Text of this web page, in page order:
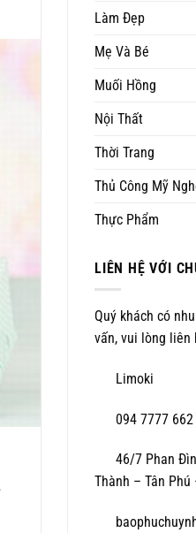
Làm Đẹp
Mẹ Và Bé
Muối Hồng
Nội Thất
Thời Trang
Thủ Công Mỹ
Thực Phẩm
LIÊN HỆ VỚI
Quý khách có
vấn, vui lòng liên
Limoki
094 7777 662
46/7 Phan
Thành – Tân Phú